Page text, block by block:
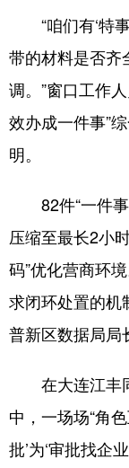
“咱们有‘特事
带的材料是否齐
调。”窗口工作
效办成一件事”
明。
82件“一件事
压缩至最长2小
码”优化营商环
求闭环处置的机
普新区数据局局
在大连江丰
中，一场场“角
批’为‘审批找企